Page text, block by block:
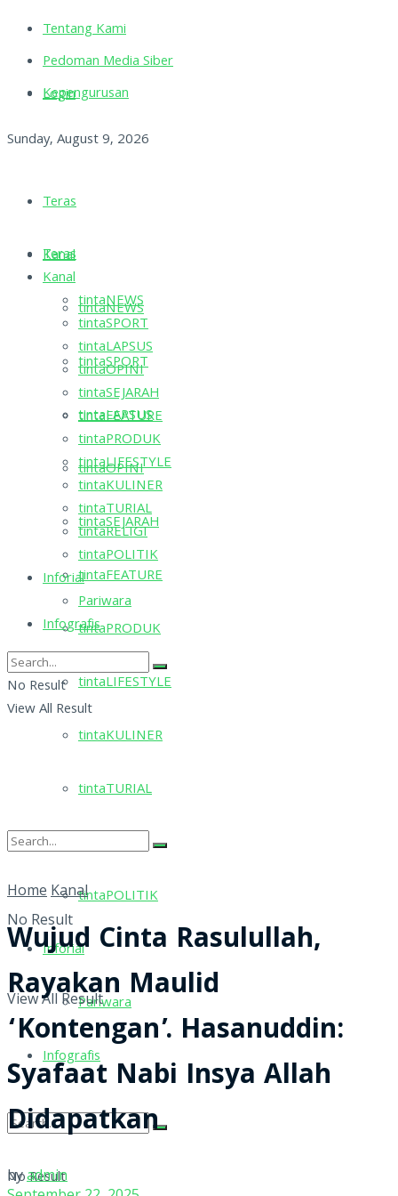
Tentang Kami
Pedoman Media Siber
Kepengurusan
Sunday, August 9, 2026
Login
Teras
Kanal
tintaNEWS
tintaSPORT
tintaLAPSUS
tintaOPINI
tintaSEJARAH
tintaFEATURE
tintaPRODUK
tintaLIFESTYLE
tintaKULINER
tintaTURIAL
tintaPOLITIK
Inforial
Pariwara
Infografis
No Result
Teras
Kanal
tintaNEWS
tintaSPORT
tintaLAPSUS
tintaOPINI
tintaSEJARAH
tintaFEATURE
tintaPRODUK
tintaLIFESTYLE
tintaKULINER
tintaTURIAL
tintaRELIGI
tintaPOLITIK
Inforial
Pariwara
Infografis
No Result
View All Result
No Result
View All Result
Home Kanal
Wujud Cinta Rasulullah,
Rayakan Maulid
‘Kontengan’. Hasanuddin:
Syafaat Nabi Insya Allah
Didapatkan
byadmin